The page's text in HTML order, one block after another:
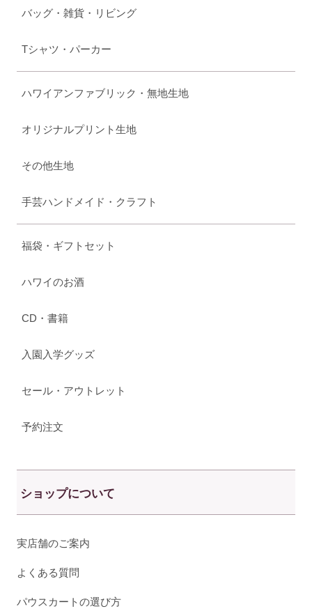
バッグ・雑貨・リビング
Tシャツ・パーカー
ハワイアンファブリック・無地生地
オリジナルプリント生地
その他生地
手芸ハンドメイド・クラフト
福袋・ギフトセット
ハワイのお酒
CD・書籍
入園入学グッズ
セール・アウトレット
予約注文
ショップについて
実店舗のご案内
よくある質問
パウスカートの選び方